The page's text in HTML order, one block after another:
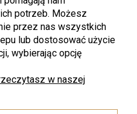
375,00 zł
potrzeb. Możesz
przez nas wszystkich
lub dostosować użycie
wybierając opcję
w naszej